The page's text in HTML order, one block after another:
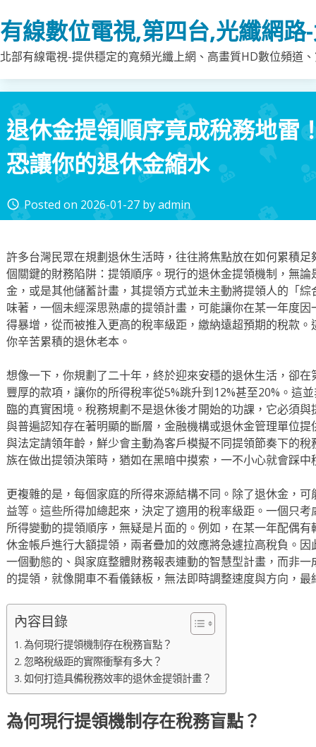
to
content
有線數位電視,第四台,光纖網路
北部有線電視-提供穩定的寬頻光纖上網、高畫質HD數位頻道
退休金提領順序竟成稅務地雷
恐讓你的退休金縮水
access_time Posted on 2026-01-27 byadmin
許多台灣民眾在規劃退休生活時，往往將焦點放在如何累積
個關鍵的財務陷阱：提領順序。現行的退休金提領機制，無
金，或是其他儲蓄計畫，其提領方式並未主動將提領人的「
味著，一個未經深思熟慮的提領計畫，可能讓你在某一年度
得暴增，從而被推入更高的稅率級距，繳納遠超預期的稅款
你辛苦累積的退休老本。
想像一下，你規劃了二十年，終於迎來安穩的退休生活，卻
豐厚的款項，讓你的所得稅率從5%跳升到12%甚至20%。這
臨的真實困境。稅務規劃不是退休後才開始的功課，它必須
與普遍認知存在著明顯的斷層，金融機構或退休金管理單位
與法定請領年齡，鮮少會主動為客戶模擬不同提領節奏下的
族在做出提領決策時，猶如在黑暗中摸索，一不小心就會踩中
更複雜的是，每個家庭的所得來源結構不同。除了退休金，
益等。這些所得加總起來，決定了適用的稅率級距。一個只
所得變動的提領順序，無疑是片面的。例如，在某一年配偶
休金帳戶進行大額提領，兩者疊加的效應將急遽拉高稅負。
一個動態的、與家庭整體財務報表連動的智慧型計畫，而非
的提領，就像開車不看儀錶板，無法即時調整速度與方向，
內容目錄
為何現行提領機制存在稅務盲點？
忽略稅級距的實際衝擊有多大？
如何打造具備稅務效率的退休金提領計畫？
為何現行提領機制存在稅務盲點？